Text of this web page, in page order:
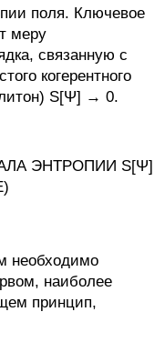
поля. Ключевое
меру
связанную с
когерентного
S[Ψ] → 0.
ЭНТРОПИИ S[Ψ]
необходимо
наиболее
принцип,